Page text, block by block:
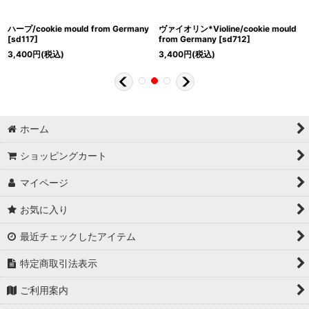
ハープ/cookie mould from Germany
[sd117]
3,400円(税込)
ヴァイオリン*Violine/cookie mould
from Germany [sd712]
3,400円(税込)
ホーム
ショッピングカート
マイページ
お気に入り
最近チェックしたアイテム
特定商取引法表示
ご利用案内